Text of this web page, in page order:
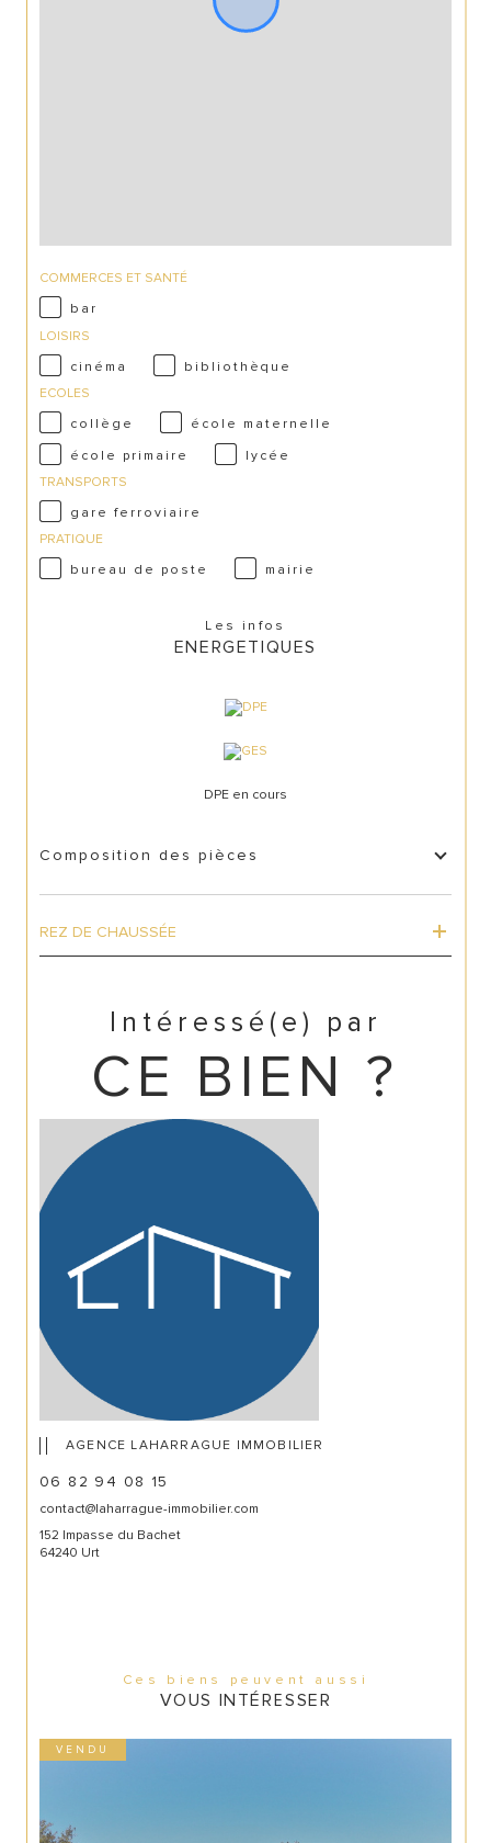
COMMERCES ET SANTÉ
bar
LOISIRS
cinéma
bibliothèque
ECOLES
collège
école maternelle
école primaire
lycée
TRANSPORTS
gare ferroviaire
PRATIQUE
bureau de poste
mairie
Les infos
ENERGETIQUES
DPE en cours
Composition des pièces
REZ DE CHAUSSÉE
Intéressé(e) par
CE BIEN ?
AGENCE LAHARRAGUE IMMOBILIER
06 82 94 08 15
contact@laharrague-immobilier.com
152 Impasse du Bachet
64240 Urt
Ces biens peuvent aussi
VOUS INTÉRESSER
VENDU